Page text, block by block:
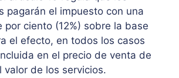
pagarán el impuesto con una
ciento (12%) sobre la base
el efecto, en todos los casos
en el precio de venta de
valor de los servicios.